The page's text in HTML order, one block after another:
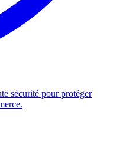
sécurité pour protéger